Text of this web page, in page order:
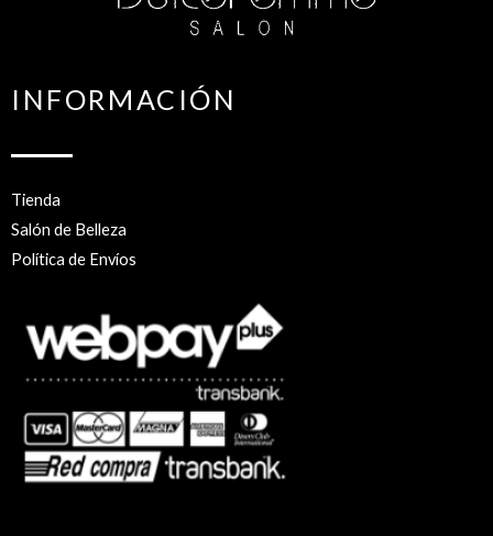
INFORMACIÓN
Tienda
Salón de Belleza
Política de Envíos